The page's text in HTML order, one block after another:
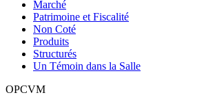
Marché
Patrimoine et Fiscalité
Non Coté
Produits
Structurés
Un Témoin dans la Salle
OPCVM